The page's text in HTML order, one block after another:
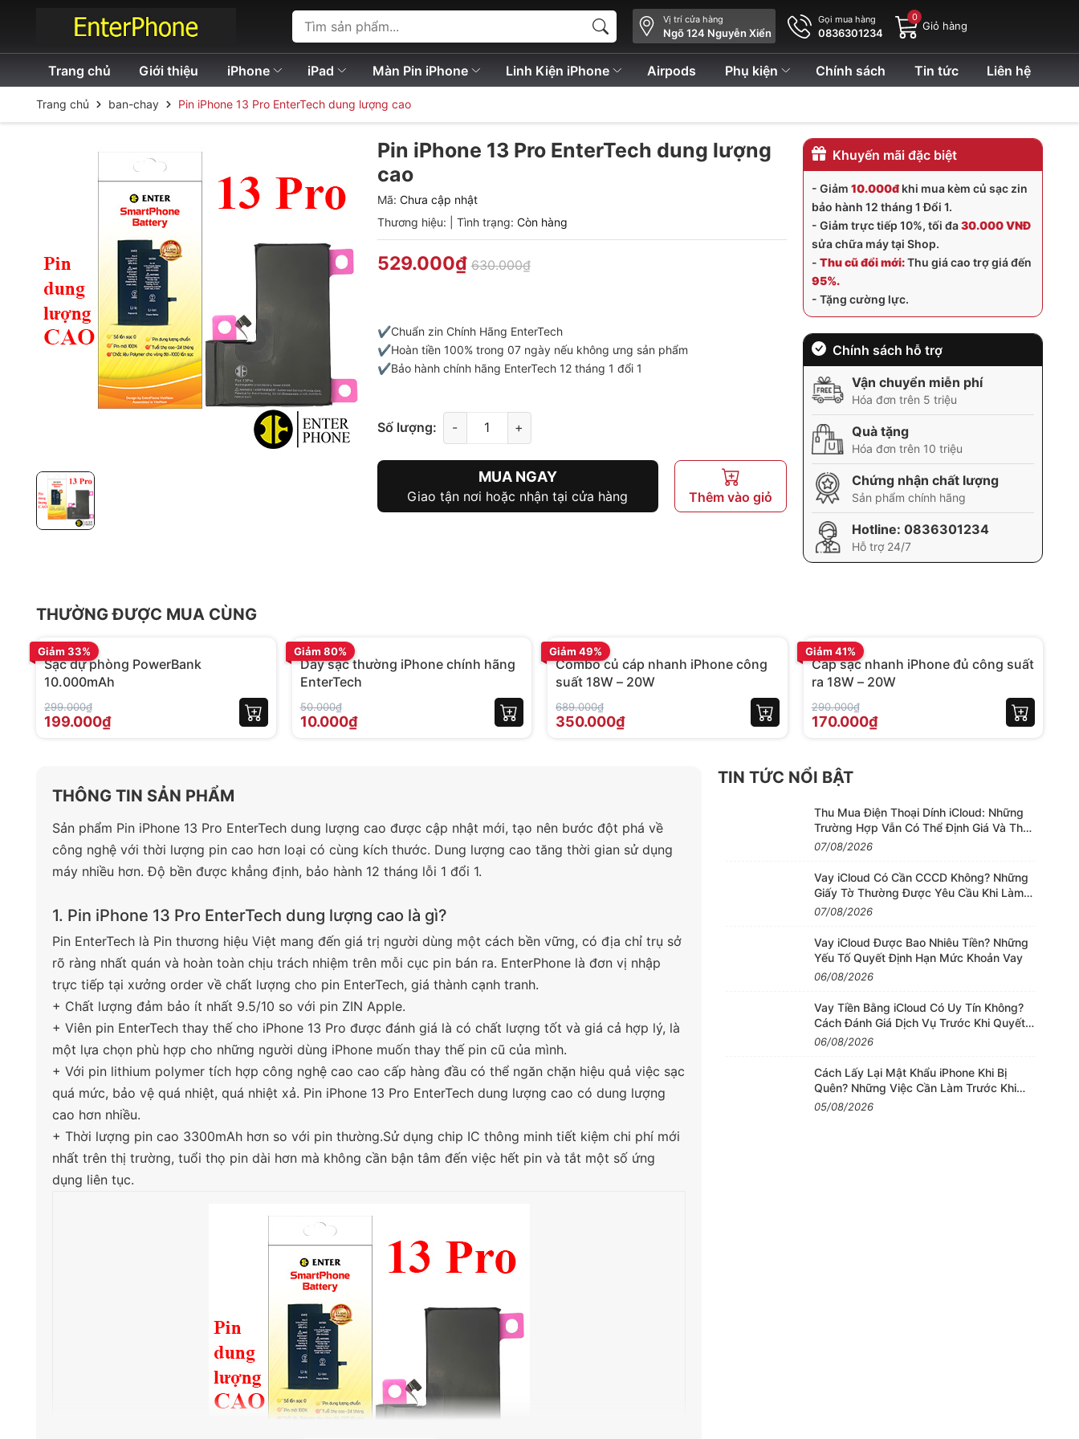
Vị trí cửa hàng
Ngõ 124 Nguyễn Xiển
Gọi mua hàng
0836301234
0
Giỏ hàng
Trang chủ Giới thiệu iPhone iPad Màn Pin iPhone Linh Kiện iPhone Airpods Phụ kiện Chính sách Tin tức Liên hệ
Trang chủ ban-chay Pin iPhone 13 Pro EnterTech dung lượng cao
Pin iPhone 13 Pro EnterTech dung lượng
cao
Mã: Chưa cập nhật
Thương hiệu:
Tình trạng: Còn hàng
529.000₫ 630.000₫
✔️Chuẩn zin Chính Hãng EnterTech
✔️Hoàn tiền 100% trong 07 ngày nếu không ưng sản phẩm
✔️Bảo hành chính hãng EnterTech 12 tháng 1 đổi 1
Số lượng: - +
MUA NGAY
Giao tận nơi hoặc nhận tại cửa hàng Thêm vào giỏ
Khuyến mãi đặc biệt
- Giảm 10.000đ khi mua kèm củ sạc zin
bảo hành 12 tháng 1 Đổi 1.
- Giảm trực tiếp 10%, tối đa30.000 VNĐ
sửa chữa máy tại Shop.
-Thu cũ đổi mới:Thu giá cao trợ giá đến
95%.
- Tặng cường lực.
Chính sách hỗ trợ
Vận chuyển miễn phí
Hóa đơn trên 5 triệu
Quà tặng
Hóa đơn trên 10 triệu
Chứng nhận chất lượng
Sản phẩm chính hãng
Hotline:0836301234
Hỗ trợ 24/7
THƯỜNG ĐƯỢC MUA CÙNG
Giảm 33%
Sạc dự phòng PowerBank
10.000mAh
299.000₫
199.000₫
Giảm 80%
Dây sạc thường iPhone chính hãng
EnterTech
50.000₫
10.000₫
Giảm 49%
Combo củ cáp nhanh iPhone công
suất 18W – 20W
689.000₫
350.000₫
Giảm 41%
Cáp sạc nhanh iPhone đủ công suất
ra 18W – 20W
290.000₫
170.000₫
THÔNG TIN SẢN PHẨM
Sản phẩm Pin iPhone 13 Pro EnterTech dung lượng cao được cập nhật mới, tạo nên bước đột phá về
công nghệ với thời lượng pin cao hơn loại có cùng kích thước. Dung lượng cao tăng thời gian sử dụng
máy nhiều hơn. Độ bền được khẳng định, bảo hành 12 tháng lỗi 1 đổi 1.
1. Pin iPhone 13 Pro EnterTech dung lượng cao là gì?
Pin EnterTech là Pin thương hiệu Việt mang đến giá trị người dùng một cách bền vững, có địa chỉ trụ sở
rõ ràng nhất quán và hoàn toàn chịu trách nhiệm trên mỗi cục pin bán ra. EnterPhone là đơn vị nhập
trực tiếp tại xưởng order về chất lượng cho pin EnterTech, giá thành cạnh tranh.
+ Chất lượng đảm bảo ít nhất 9.5/10 so với pin ZIN Apple.
+ Viên pin EnterTech thay thế cho iPhone 13 Pro được đánh giá là có chất lượng tốt và giá cả hợp lý, là
một lựa chọn phù hợp cho những người dùng iPhone muốn thay thế pin cũ của mình.
+ Với pin lithium polymer tích hợp công nghệ cao cao cấp hàng đầu có thể ngăn chặn hiệu quả việc sạc
quá mức, bảo vệ quá nhiệt, quá nhiệt xả. Pin iPhone 13 Pro EnterTech dung lượng cao có dung lượng
cao hơn nhiều.
+ Thời lượng pin cao 3300mAh hơn so với pin thường.Sử dụng chip IC thông minh tiết kiệm chi phí mới
nhất trên thị trường, tuổi thọ pin dài hơn mà không cần bận tâm đến việc hết pin và tắt một số ứng
dụng liên tục.
TIN TỨC NỔI BẬT
Thu Mua Điện Thoại Dính iCloud: Những
Trường Hợp Vẫn Có Thể Định Giá Và Thu
Mua
07/08/2026
Vay iCloud Có Cần CCCD Không? Những
Giấy Tờ Thường Được Yêu Cầu Khi Làm
Thủ Tục
07/08/2026
Vay iCloud Được Bao Nhiêu Tiền? Những
Yếu Tố Quyết Định Hạn Mức Khoản Vay
06/08/2026
Vay Tiền Bằng iCloud Có Uy Tín Không?
Cách Đánh Giá Dịch Vụ Trước Khi Quyết
Định
06/08/2026
Cách Lấy Lại Mật Khẩu iPhone Khi Bị
Quên? Những Việc Cần Làm Trước Khi
Khôi Phục
05/08/2026